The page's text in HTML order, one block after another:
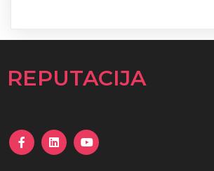
REPUTACIJA